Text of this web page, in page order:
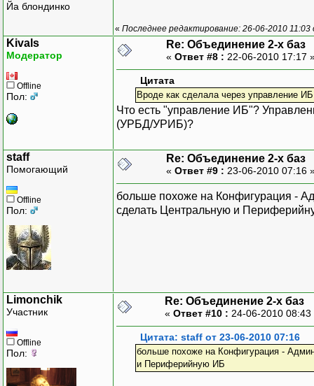
Йа блондинко
« Последнее редактирование: 26-06-2010 11:03
Kivals
Модератор
Offline
Пол:
Re: Объединение 2-х баз
« Ответ #8 : 22-06-2010 17:17
Цитата
Вроде как сделала через управление
Что есть "управление ИБ"?
(УРБД/УРИБ)?
staff
Помогающий
Offline
Пол:
Re: Объединение 2-х баз
« Ответ #9 : 23-06-2010 07:16
больше похоже на Конфигурация -
сделать Центральную и
Limonchik
Участник
Offline
Пол:
Re: Объединение 2-х баз
« Ответ #10 : 24-06-2010
Цитата: staff от 23-06-2010 07:16
больше похоже на Конфигурация -
и Периферийную ИБ